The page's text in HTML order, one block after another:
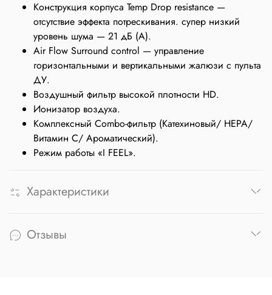
Конструкция корпуса Temp Drop resistance —
отсутствие эффекта потрескивания. супер низкий
уровень шума — 21 дБ (А).
Air Flow Surround control — управление
горизонтальными и вертикальными жалюзи с пульта
ДУ.
Воздушный фильтр высокой плотности HD.
Ионизатор воздуха.
Комплексный Combo-фильтр (Катехиновый/ HEPA/
Витамин С/ Ароматический).
Режим работы «I FEEL».
Характеристики
Отзывы